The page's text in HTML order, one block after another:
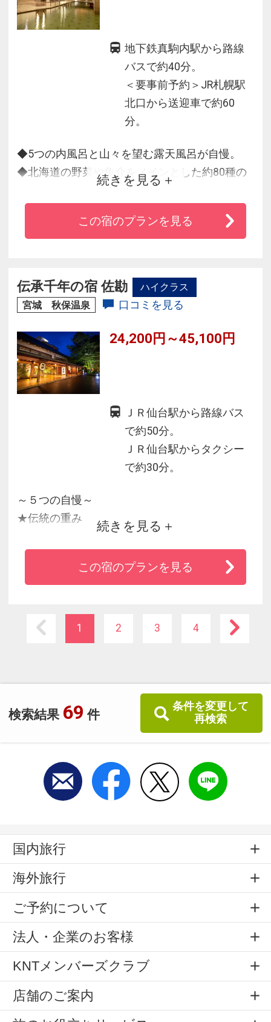
検索結果 69 件
条件を変更して
再検索
地下鉄真駒内駅から路線
バスで約40分。
＜要事前予約＞JR札幌駅
北口から送迎車で約60
分。
◆5つの内風呂と山々を望む露天風呂が自慢。
◆北海道の野菜や魚介をメインとした約80種の
メニューが楽しめるビュッフェ♪
◆足湯を併設したラウンジ「バーチテラス～ベ
ーカリー＆カフェ～」では、焼きたてのパンも
餡・風味にこだわったまんじゅうが買える定山
坊まんじゅう工房もあります。
続きを見る
この宿のプランを見る
伝承千年の宿 佐勘
ハイクラス
宮城 秋保温泉
口コミを見る
24,200円～45,100円
ＪＲ仙台駅から路線バス
で約50分。
ＪＲ仙台駅からタクシー
で約30分。
～５つの自慢～
★伝統の重み
★選べるお部屋安堵食事会場
★日本全国から取り寄せる極上の幸
★「佐勘の湯巡り」を愉しむ
～３つのこだわり～
◆時代のニーズに合わせたリニューアル
◆“朝食ビュッフェ”【プレミアムモーニング】
続きを見る
この宿のプランを見る
1 2 3 4
国内旅行
海外旅行
ご予約について
法人・企業のお客様
KNTメンバーズクラブ
店舗のご案内